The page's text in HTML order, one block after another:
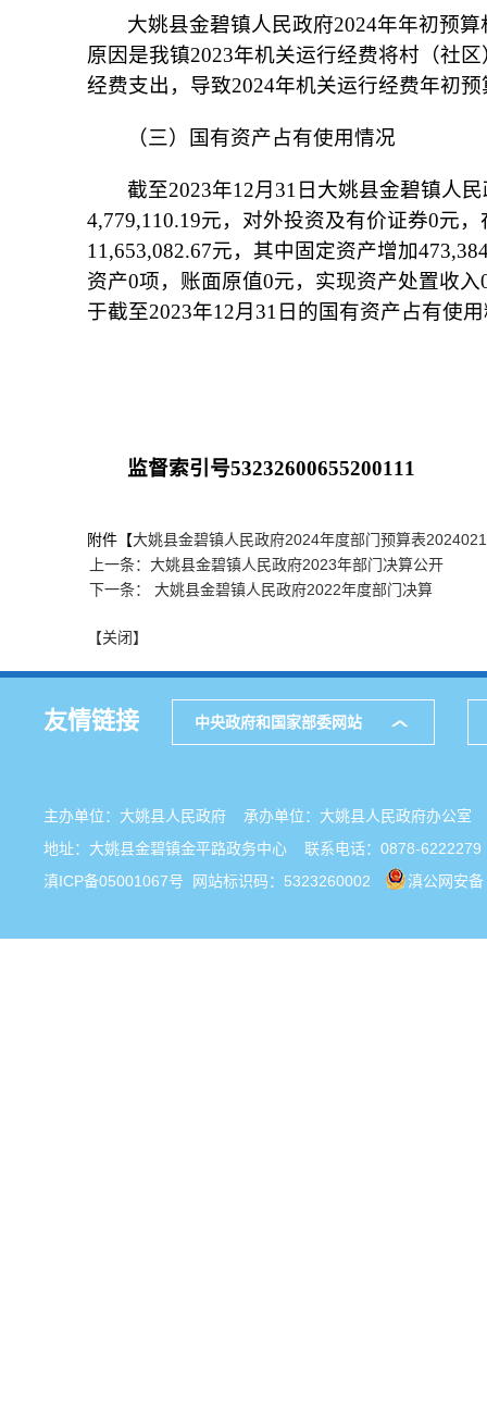
大姚县金碧镇人民政府2024年年初预
原因是我镇2023年机关运行经费将村（社
经费支出，导致2024年机关运行经费年初
（三）国有资产占有使用情况
截至2023年12月31日大姚县金碧镇人
4,779,110.19元，对外投资及有价证券0元
11,653,082.67元，其中固定资产增加
资产0项，账面原值0元，实现资产处置收
于截至2023年12月31日的国有资产占有使
监督索引号53232600655200111
附件【大姚县金碧镇人民政府2024年度部门预算表
上一条：大姚县金碧镇人民政府2023年部门决算公开
下一条： 大姚县金碧镇人民政府2022年度部门决算
【关闭】
友情链接 中央政府和国家部委网站
主办单位：大姚县人民政府 承办单位：大姚县人民政府办公
地址：大姚县金碧镇金平路政务中心 联系电话：0878-6222279
滇ICP备05001067号 网站标识码：5323260002 滇公网安